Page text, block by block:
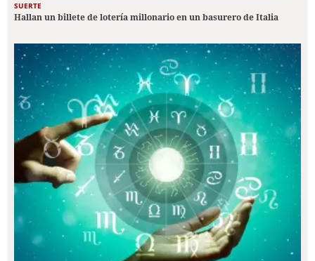
SUERTE
Hallan un billete de lotería millonario en un basurero de Italia